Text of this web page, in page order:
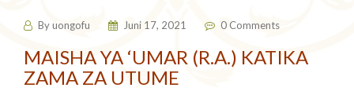
Byuongofu Juni 17, 2021 0 Comments
MAISHA YA ‘UMAR (R.A.) KATIKA
ZAMA ZA UTUME